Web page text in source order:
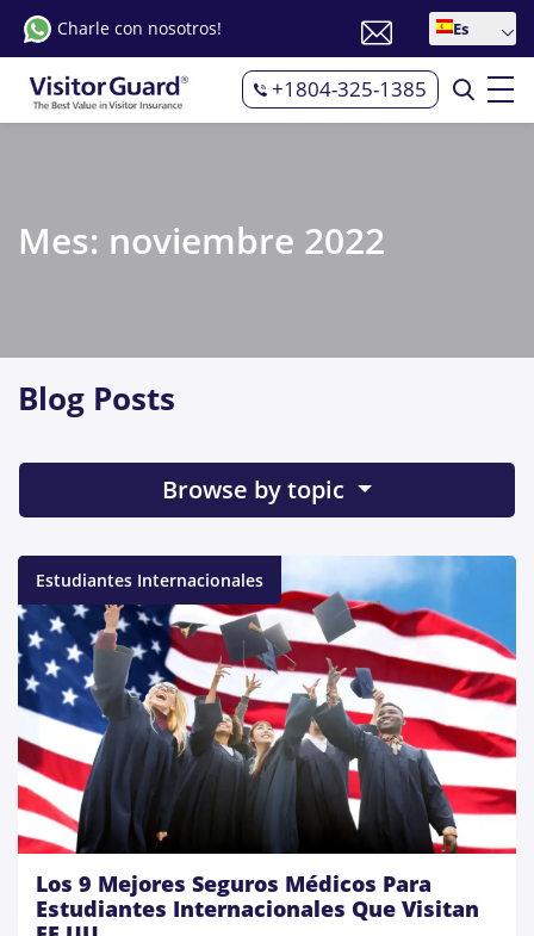
Charle con nosotros! Es
+1804-325-1385
Mes: noviembre 2022
Blog Posts
Browse by topic
Estudiantes Internacionales
Los 9 Mejores Seguros Médicos Para
Estudiantes Internacionales Que Visitan